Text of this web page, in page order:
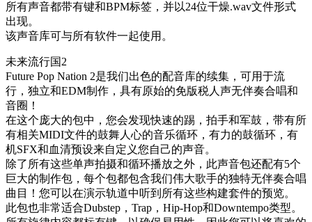
所有声音都带有键和BPM标签，并以24位干燥.wav文件形式
出现。
该声音库可与所有软件一起使用。
未来流行国2
Future Pop Nation 2是我们出色的配音库的续集，可用于流
行，独立和EDM制作，具有原始的免版税人声无伴奏合唱和
音圈！
在这个庞大的包中，您会发现快速的踢，拍手和军鼓，带有所
有相关MIDI文件的鼓舞人心的音乐循环，有力的鼓循环，有
机SFX和血清预设来自定义您自己的声音。
除了所有这些单声拍摄和循环播放之外，此声音包还配有5个
巨大的制作包，每个包都包含我们伟大歌手的独特无伴奏合唱
曲目！您可以在演示轨道中听到所有这些构建套件的预览。
此包也非常适合Dubstep，Trap，Hip-Hop和Downtempo类型。